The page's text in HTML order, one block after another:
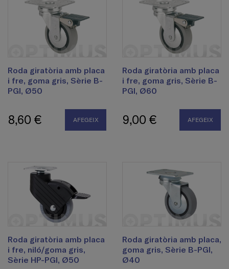
Roda giratòria amb placa
i fre, goma gris, Sèrie B-
PGI, Ø50
8,60 € AFEGEIX
Roda giratòria amb placa
i fre, goma gris, Sèrie B-
PGI, Ø60
9,00 € AFEGEIX
Roda giratòria amb placa
i fre, niló/goma gris,
Sèrie HP-PGI, Ø50
Roda giratòria amb placa,
goma gris, Sèrie B-PGI,
Ø40